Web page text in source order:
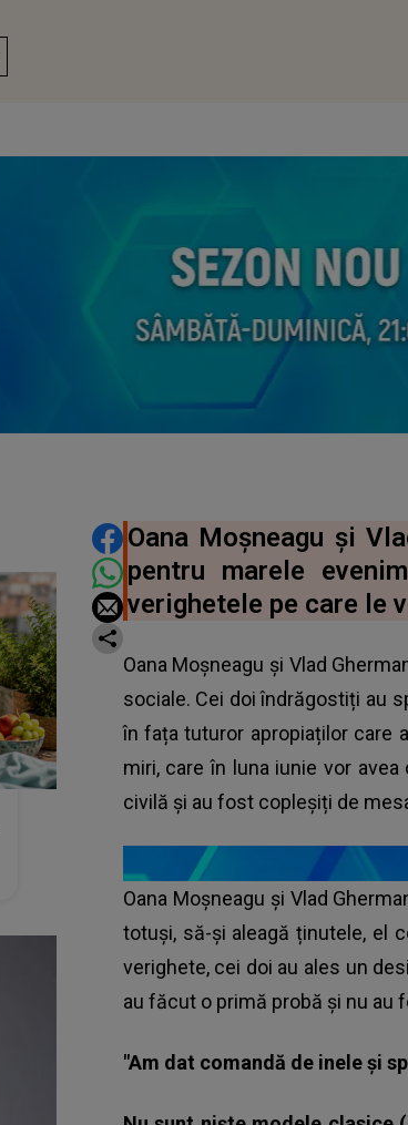
DISTRIBUIE ARTICOLUL
Oana Moșneagu și
pentru marele
verighetele pe care le
Oana Moșneagu și Vlad
sociale. Cei doi îndrăgostiți au
în fața tuturor apropiaților care
miri, care în luna iunie vor
civilă și au fost copleșiți de
Oana Moșneagu și Vlad
totuși, să-și aleagă ținutele, el
verighete, cei doi au ales un
au făcut o primă probă și nu
"Am dat comandă de inele și